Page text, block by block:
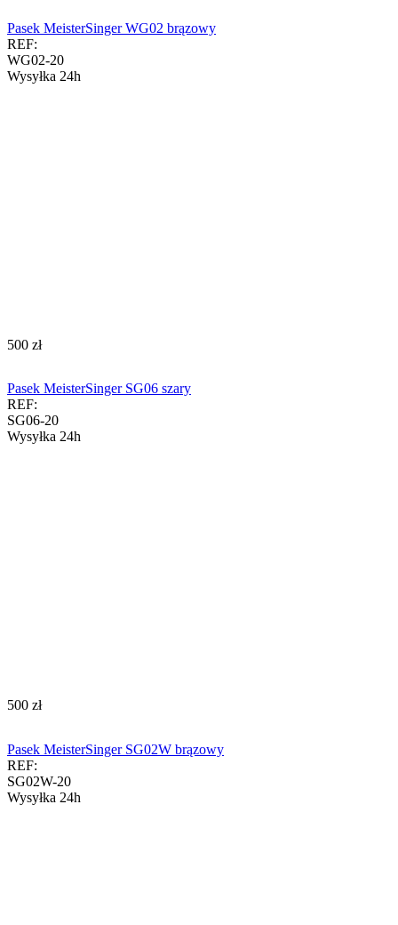
Pasek MeisterSinger WG02 brązowy
REF:
WG02-20
Wysyłka 24h
‍500‍ zł
Pasek MeisterSinger SG06 szary
REF:
SG06-20
Wysyłka 24h
‍500‍ zł
Pasek MeisterSinger SG02W brązowy
REF:
SG02W-20
Wysyłka 24h